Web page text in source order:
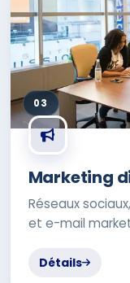
03
Marketing
Réseaux
et e-mail
Détails